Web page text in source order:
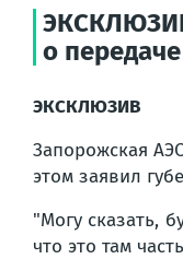
о
ЭКСКЛЮЗИВ
Запорожская
этом заявил
"Могу сказать,
что это там